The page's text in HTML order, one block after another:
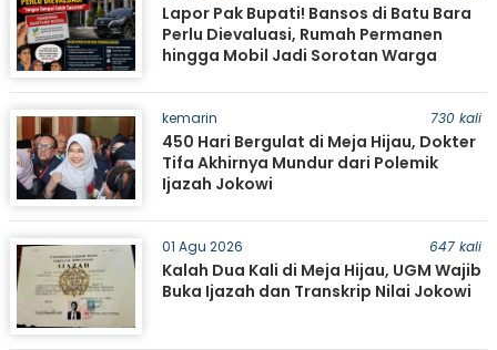
Lapor Pak Bupati! Bansos di Batu Bara
Perlu Dievaluasi, Rumah Permanen
hingga Mobil Jadi Sorotan Warga
kemarin 730 kali
450 Hari Bergulat di Meja Hijau, Dokter
Tifa Akhirnya Mundur dari Polemik
Ijazah Jokowi
01 Agu 2026 647 kali
Kalah Dua Kali di Meja Hijau, UGM Wajib
Buka Ijazah dan Transkrip Nilai Jokowi